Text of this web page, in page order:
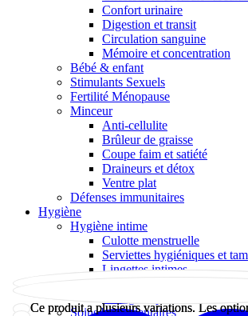
Ce produit a plusieurs variations. Les
Ce produit a plusieurs variations. Les
Confort urinaire
Digestion et transit
Circulation sanguine
Mémoire et concentration
Bébé & enfant
Stimulants Sexuels
Fertilité Ménopause
Minceur
Anti-cellulite
Brûleur de graisse
Coupe faim et satiété
Draineurs et détox
Ventre plat
Défenses immunitaires
Hygiène
Hygiène intime
Culotte menstruelle
Serviettes hygiéniques et
Lingettes intimes
Soins buccodentaires